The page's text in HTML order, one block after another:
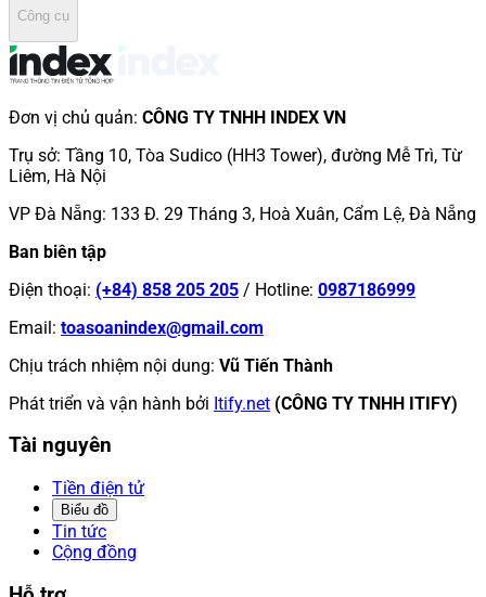
Công cụ
Đơn vị chủ quản: CÔNG TY TNHH INDEX VN
Trụ sở: Tầng 10, Tòa Sudico (HH3 Tower), đường Mễ Trì, Từ
Liêm, Hà Nội
VP Đà Nẵng: 133 Đ. 29 Tháng 3, Hoà Xuân, Cẩm Lệ, Đà Nẵng
Ban biên tập
Điện thoại: (+84) 858 205 205 / Hotline: 0987186999
Email: toasoanindex@gmail.com
Chịu trách nhiệm nội dung: Vũ Tiến Thành
Phát triển và vận hành bởi Itify.net (CÔNG TY TNHH ITIFY)
Tài nguyên
Tiền điện tử
Biểu đồ
Tin tức
Cộng đồng